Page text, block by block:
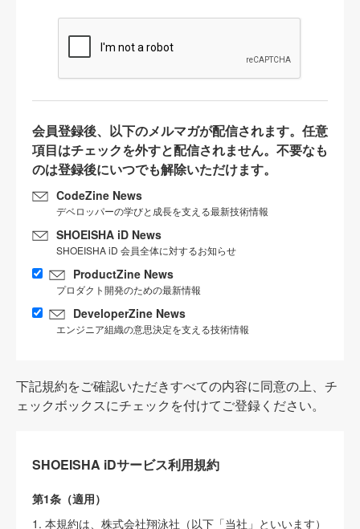
会員登録後、以下のメルマガが配信されます。任意
項目はチェックを外すと配信されません。不要なも
のは登録後にいつでも解除いただけます。
CodeZine News
デベロッパーの学びと成長を支える最新技術情報
SHOEISHA iD News
SHOEISHA iD 会員全体に対するお知らせ
ProductZine News
プロダクト開発のための最新情報
DeveloperZine News
エンジニア組織の意思決定を支える技術情報
下記規約をご確認いただきすべての内容に同意の上、チ
ェックボックスにチェックを付けてご登録ください。
SHOEISHA iDサービス利用規約
第1条（適用）
1. 本規約は、株式会社翔泳社（以下「当社」といいます）